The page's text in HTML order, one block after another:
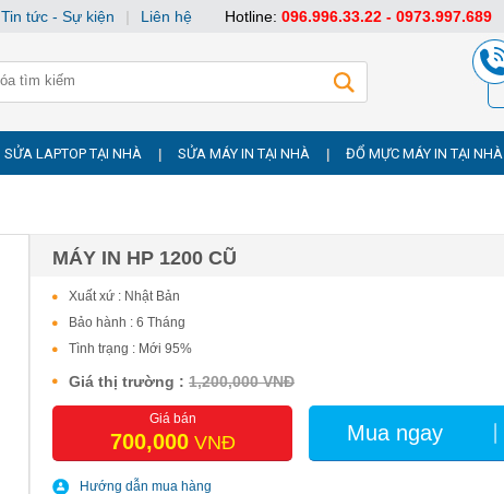
SỬA LAPTOP TẠI NHÀ SỬA MÁY IN TẠI NHÀ ĐỔ MỰC MÁY IN TẠI NHÀ
MÁY IN HP 1200 CŨ
Xuất xứ : Nhật Bản
Bảo hành : 6 Tháng
Tình trạng : Mới 95%
Giá thị trường : 1,200,000 VNĐ
Giá bán
700,000VNĐ Mua ngay
Hướng dẫn mua hàng
Tin tức - Sự kiện | Liên hệ Hotline: 096.996.33.22 - 0973.997.689